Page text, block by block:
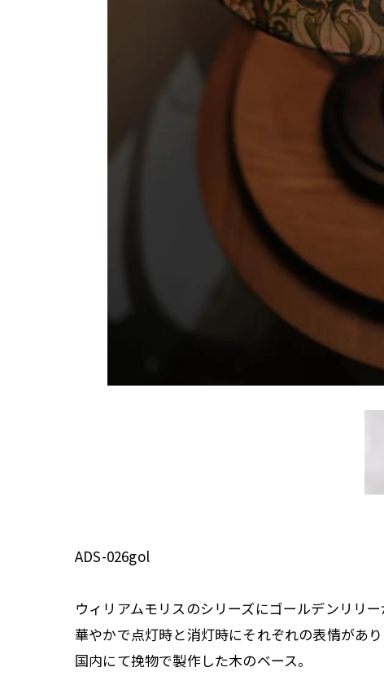
ADS-026gol
ウィリアムモリスのシリーズにゴールデンリリー
華やかで点灯時と消灯時にそれぞれの表情があり
国内にて挽物で製作した木のベース。